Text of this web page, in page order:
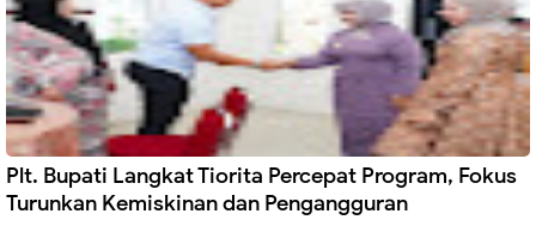
Plt. Bupati Langkat Tiorita Percepat Program, Fokus
Turunkan Kemiskinan dan Pengangguran